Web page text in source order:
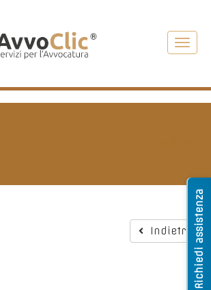
Richiedi assistenza
Indietro